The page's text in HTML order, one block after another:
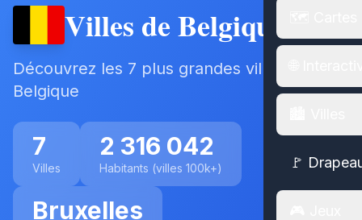
🚩
Villes de Belgique
Découvrez les 7 plus grandes villes de
Belgique
7
Villes
2 316 042
Habitants (villes 100k+)
Bruxelles